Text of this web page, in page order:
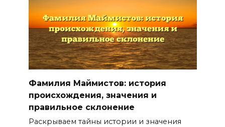
Фамилия Маймистов: история
происхождения, значения и
правильное склонение
Раскрываем тайны истории и значения